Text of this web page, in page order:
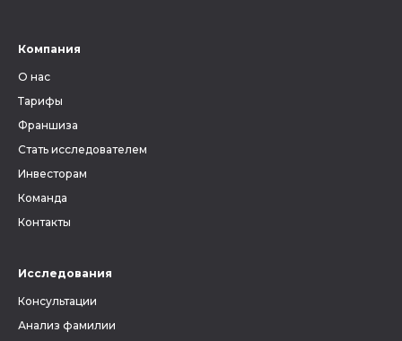
документы, связанные с
людьми, которых вы ищете.
Компания
О нас
Тарифы
Франшиза
Стать исследователем
Инвесторам
Команда
Контакты
Исследования
Консультации
Анализ фамилии